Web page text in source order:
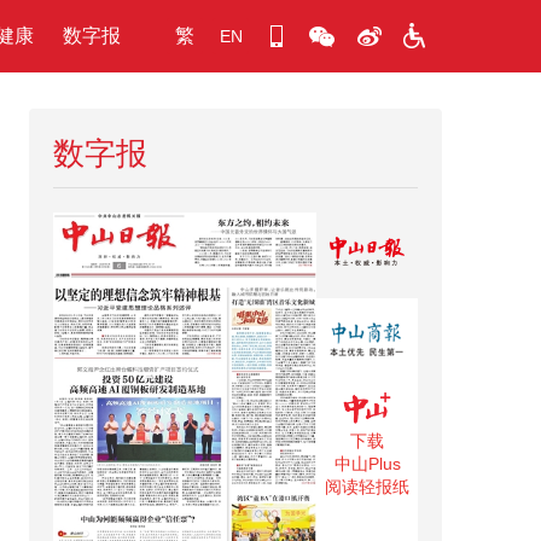
康 数字报 繁 EN
数字报
下载
中山Plus
阅读轻报纸